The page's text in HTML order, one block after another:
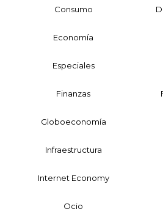
Consumo
Economía
Especiales
Finanzas
Globoeconomía
Infraestructura
Internet Economy
Ocio